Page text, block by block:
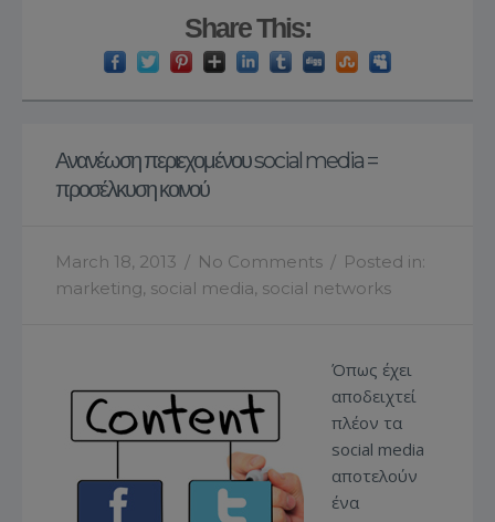
Share This:
Ανανέωση περιεχομένου social media =
προσέλκυση κοινού
March 18, 2013 / No Comments / Posted in:
marketing, social media, social networks
Όπως έχει
αποδειχτεί
πλέον τα
social media
αποτελούν
ένα